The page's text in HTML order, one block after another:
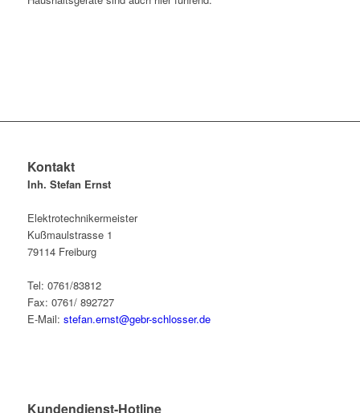
Kontakt
Inh. Stefan Ernst
Elektrotechnikermeister
Kußmaulstrasse 1
79114 Freiburg
Tel: 0761/83812
Fax: 0761/ 892727
E-Mail: stefan.ernst@gebr-schlosser.de
Kundendienst-Hotline